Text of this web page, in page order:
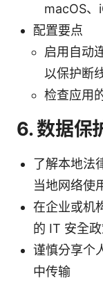
macOS
配置要点
启用自动
以保护断
检查应用
6. 数据保
了解本地法
当地网络使
在企业或机
的 IT 安全
谨慎分享个
中传输